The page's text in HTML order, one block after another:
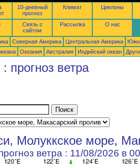
10-дневный
прогноз
Климат Циклоны
Связь с
сайтом
Рассылка О нас
Северная Америка Центральная Америка
Океания Австралия Индийский океан
прогноз ветра
Молуккское море,
ветра : 11/08/2026 в